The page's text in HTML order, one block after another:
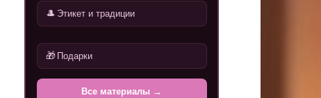
🎩 Этикет и традиции
🎁 Подарки
Все материалы →